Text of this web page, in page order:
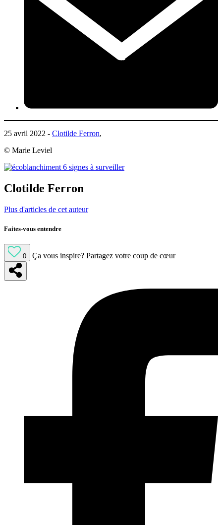
25 avril 2022 - Clotilde Ferron,
© Marie Leviel
Clotilde Ferron
Plus d'articles de cet auteur
Faites-vous entendre
0 Ça vous inspire? Partagez votre coup de cœur